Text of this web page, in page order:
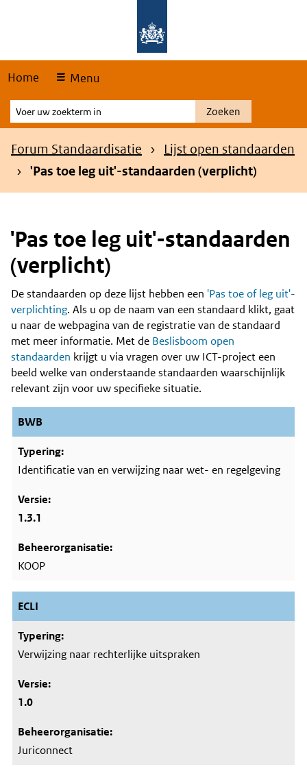
Home Menu
Voer
uw
zoekterm
Zoeken
Kruimelpad
Forum Standaardisatie
Lijst open standaarden
'Pas toe leg uit'-standaarden (verplicht)
'Pas toe leg uit'-standaarden
(verplicht)
Content
De standaarden op deze lijst hebben een 'Pas toe of leg uit'-
verplichting. Als u op de naam van een standaard klikt, gaat
u naar de webpagina van de registratie van de standaard
met meer informatie. Met de Beslisboom open
standaarden krijgt u via vragen over uw ICT-project een
beeld welke van onderstaande standaarden waarschijnlijk
relevant zijn voor uw specifieke situatie.
BWB
Identificatie van en verwijzing naar wet- en regelgeving
1.3.1
KOOP
ECLI
Verwijzing naar rechterlijke uitspraken
1.0
Juriconnect